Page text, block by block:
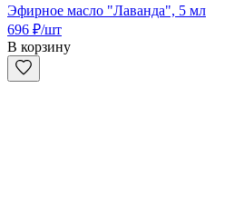
Эфирное масло "Лаванда", 5 мл
696 ₽/шт
В корзину